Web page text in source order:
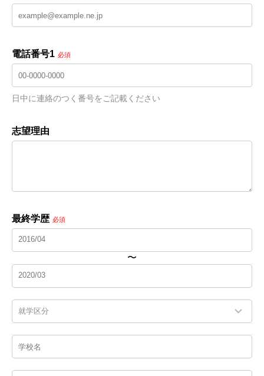
電話番号1 必須
日中に連絡のつく番号をご記載ください
志望理由
最終学歴 必須
〜